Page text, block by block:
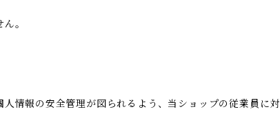
。
情報の安全管理が図られるよう、当ショップの従業員に対